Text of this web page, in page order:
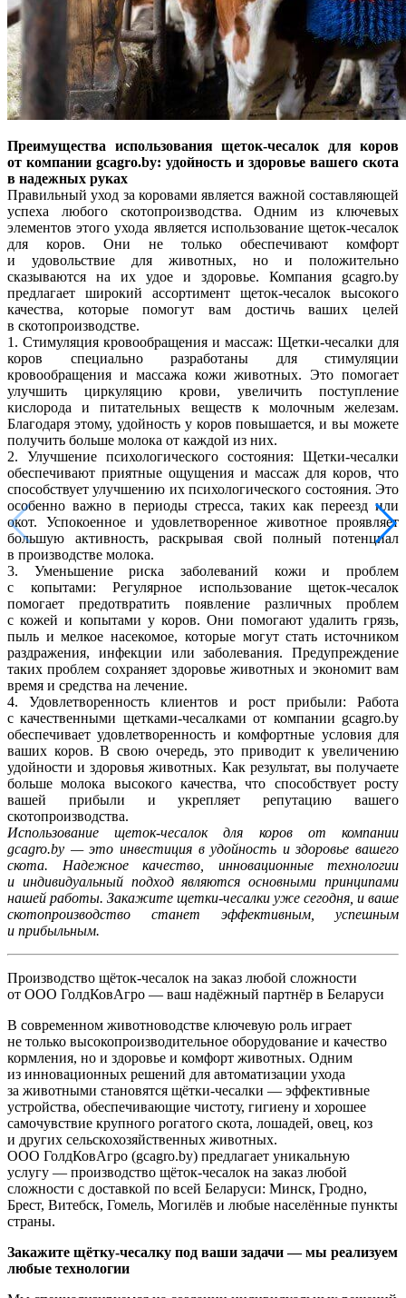
Преимущества использования щеток-чесалок для коров
от компании gcagro.by: удойность и здоровье вашего скота
в надежных руках
Правильный уход за коровами является важной составляющей
успеха любого скотопроизводства. Одним из ключевых
элементов этого ухода является использование щеток-чесалок
для коров. Они не только обеспечивают комфорт
и удовольствие для животных, но и положительно
сказываются на их удое и здоровье. Компания gcagro.by
предлагает широкий ассортимент щеток-чесалок высокого
качества, которые помогут вам достичь ваших целей
в скотопроизводстве.
1. Стимуляция кровообращения и массаж: Щетки-чесалки для
коров специально разработаны для стимуляции
кровообращения и массажа кожи животных. Это помогает
улучшить циркуляцию крови, увеличить поступление
кислорода и питательных веществ к молочным железам.
Благодаря этому, удойность у коров повышается, и вы можете
получить больше молока от каждой из них.
2. Улучшение психологического состояния: Щетки-чесалки
обеспечивают приятные ощущения и массаж для коров, что
способствует улучшению их психологического состояния. Это
особенно важно в периоды стресса, таких как переезд или
окот. Успокоенное и удовлетворенное животное проявляет
большую активность, раскрывая свой полный потенциал
в производстве молока.
3. Уменьшение риска заболеваний кожи и проблем
с копытами: Регулярное использование щеток-чесалок
помогает предотвратить появление различных проблем
с кожей и копытами у коров. Они помогают удалить грязь,
пыль и мелкое насекомое, которые могут стать источником
раздражения, инфекции или заболевания. Предупреждение
таких проблем сохраняет здоровье животных и экономит вам
время и средства на лечение.
4. Удовлетворенность клиентов и рост прибыли: Работа
с качественными щетками-чесалками от компании gcagro.by
обеспечивает удовлетворенность и комфортные условия для
ваших коров. В свою очередь, это приводит к увеличению
удойности и здоровья животных. Как результат, вы получаете
больше молока высокого качества, что способствует росту
вашей прибыли и укрепляет репутацию вашего
скотопроизводства.
Использование щеток-чесалок для коров от компании
gcagro.by — это инвестиция в удойность и здоровье вашего
скота. Надежное качество, инновационные технологии
и индивидуальный подход являются основными принципами
нашей работы. Закажите щетки-чесалки уже сегодня, и ваше
скотопроизводство станет эффективным, успешным
и прибыльным.
Производство щёток-чесалок на заказ любой сложности
от ООО ГолдКовАгро — ваш надёжный партнёр в Беларуси
В современном животноводстве ключевую роль играет
не только высокопроизводительное оборудование и качество
кормления, но и здоровье и комфорт животных. Одним
из инновационных решений для автоматизации ухода
за животными становятся щётки-чесалки — эффективные
устройства, обеспечивающие чистоту, гигиену и хорошее
самочувствие крупного рогатого скота, лошадей, овец, коз
и других сельскохозяйственных животных.
ООО ГолдКовАгро (gcagro.by) предлагает уникальную
услугу — производство щёток-чесалок на заказ любой
сложности с доставкой по всей Беларуси: Минск, Гродно,
Брест, Витебск, Гомель, Могилёв и любые населённые пункты
страны.
Закажите щётку-чесалку под ваши задачи — мы реализуем
любые технологии